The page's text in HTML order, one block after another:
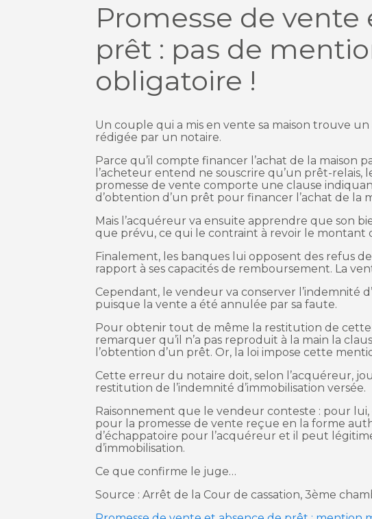
Promesse de vente
prêt : pas de
obligatoire !
Un couple qui a mis en vente sa maison trouve
rédigée par un notaire.
Parce qu’il compte financer l’achat de la maison
l’acheteur entend ne souscrire qu’un prêt-
promesse de vente comporte une clause
d’obtention d’un prêt pour financer l’achat de la
Mais l’acquéreur va ensuite apprendre que son
que prévu, ce qui le contraint à revoir le
Finalement, les banques lui opposent des refus
rapport à ses capacités de remboursement. La
Cependant, le vendeur va conserver l’indemnité
puisque la vente a été annulée par sa faute.
Pour obtenir tout de même la restitution de cette
remarquer qu’il n’a pas reproduit à la main la
l’obtention d’un prêt. Or, la loi impose cette
Cette erreur du notaire doit, selon l’acquéreur,
restitution de l’indemnité d’immobilisation versée.
Raisonnement que le vendeur conteste : pour
pour la promesse de vente reçue en la forme
d’échappatoire pour l’acquéreur et il peut
d’immobilisation.
Ce que confirme le juge…
Source : Arrêt de la Cour de cassation, 3ème